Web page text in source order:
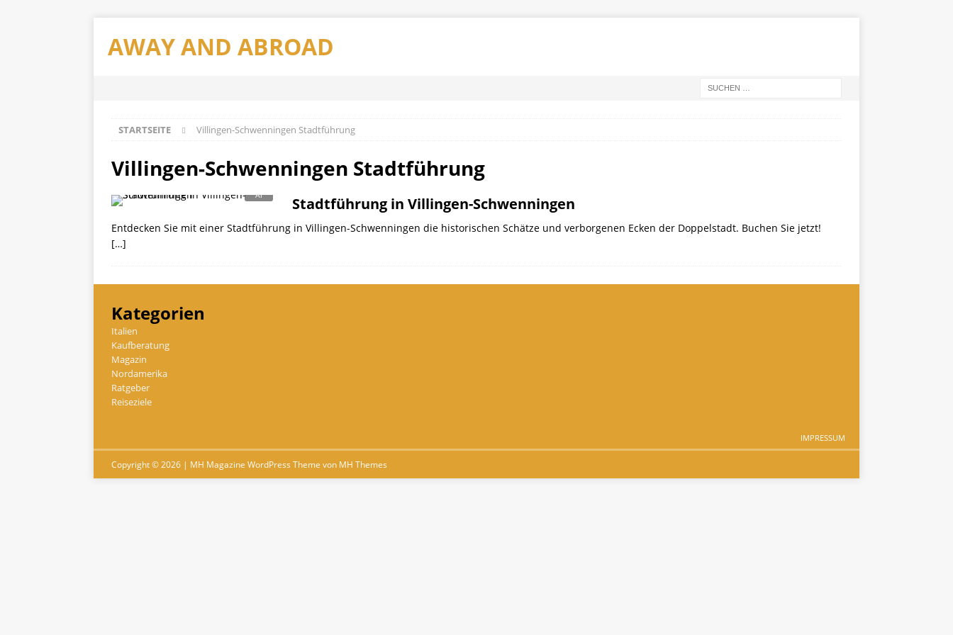
AWAY AND ABROAD
STARTSEITE Villingen-Schwenningen Stadtführung
Villingen-Schwenningen Stadtführung
Stadtführung in Villingen-Schwenningen​
Entdecken Sie mit einer Stadtführung in Villingen-Schwenningen die historischen Schätze und verborgenen Ecken der Doppelstadt. Buchen Sie jetzt!
[…]
Kategorien
Italien
Kaufberatung
Magazin
Nordamerika
Ratgeber
Reiseziele
IMPRESSUM
Copyright © 2026 | MH Magazine WordPress Theme von MH Themes